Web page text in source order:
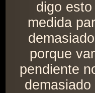
digo
medida
porque
pendiente